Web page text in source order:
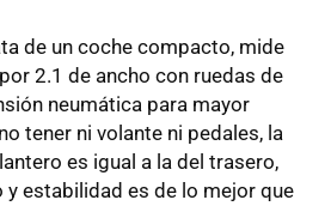
de un coche compacto, mide
2.1 de ancho con ruedas de
neumática para mayor
tener ni volante ni pedales, la
es igual a la del trasero,
y estabilidad es de lo mejor que